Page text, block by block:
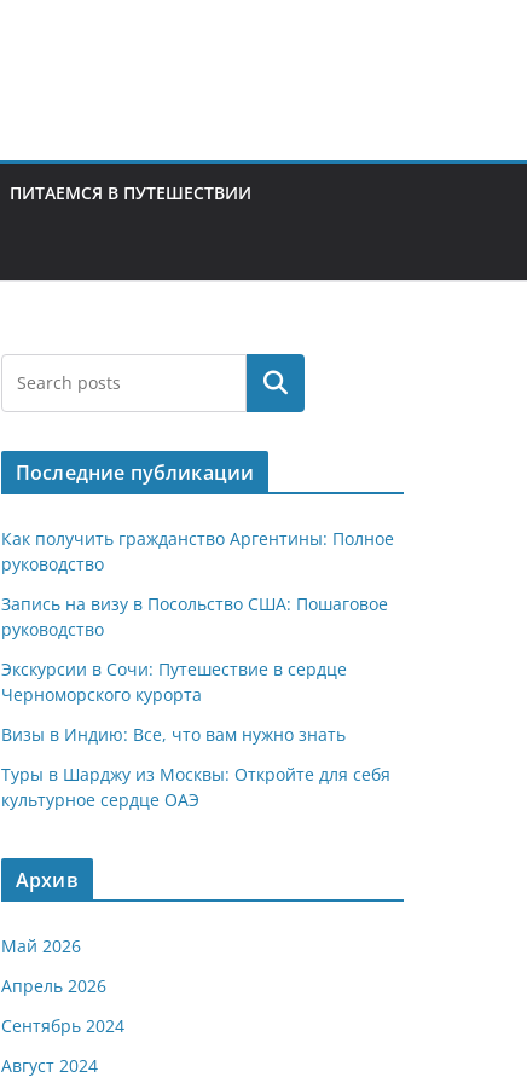
ПИТАЕМСЯ В ПУТЕШЕСТВИИ
Поиск
Последние публикации
Как получить гражданство Аргентины: Полное
руководство
Запись на визу в Посольство США: Пошаговое
руководство
Экскурсии в Сочи: Путешествие в сердце
Черноморского курорта
Визы в Индию: Все, что вам нужно знать
Туры в Шарджу из Москвы: Откройте для себя
культурное сердце ОАЭ
Архив
Май 2026
Апрель 2026
Сентябрь 2024
Август 2024